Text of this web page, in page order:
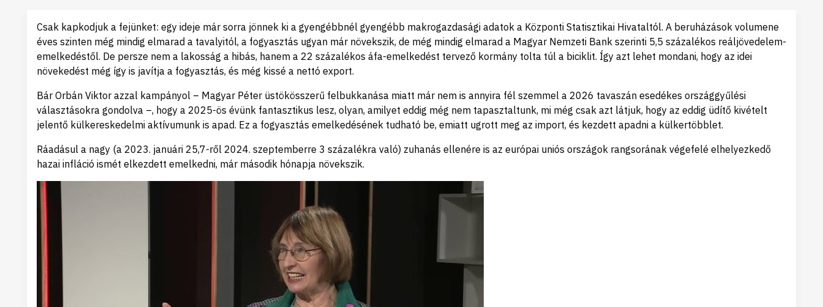
Csak kapkodjuk a fejünket: egy ideje már sorra jönnek ki a gyengébbnél gyengébb makrogazdasági adatok a Központi Statisztikai Hivataltól. A beruházások volumene
éves szinten még mindig elmarad a tavalyitól, a fogyasztás ugyan már növekszik, de még mindig elmarad a Magyar Nemzeti Bank szerinti 5,5 százalékos reáljövedelem-
emelkedéstől. De persze nem a lakosság a hibás, hanem a 22 százalékos áfa-emelkedést tervező kormány tolta túl a biciklit. Így azt lehet mondani, hogy az idei
növekedést még így is javítja a fogyasztás, és még kissé a nettó export.
Bár Orbán Viktor azzal kampányol – Magyar Péter üstökösszerű felbukkanása miatt már nem is annyira fél szemmel a 2026 tavaszán esedékes országgyűlési
választásokra gondolva –, hogy a 2025-ös évünk fantasztikus lesz, olyan, amilyet eddig még nem tapasztaltunk, mi még csak azt látjuk, hogy az eddig üdítő kivételt
jelentő külkereskedelmi aktívumunk is apad. Ez a fogyasztás emelkedésének tudható be, emiatt ugrott meg az import, és kezdett apadni a külkertöbblet.
Ráadásul a nagy (a 2023. januári 25,7-ről 2024. szeptemberre 3 százalékra való) zuhanás ellenére is az európai uniós országok rangsorának végefelé elhelyezkedő
hazai infláció ismét elkezdett emelkedni, már második hónapja növekszik.